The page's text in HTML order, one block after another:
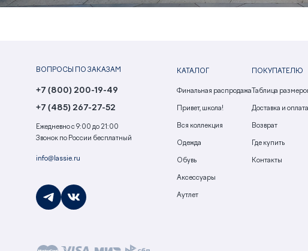
ВОПРОСЫ ПО ЗАКАЗАМ
+7 (800) 200-19-49
+7 (485) 267-27-52
Ежедневно с 9:00 до 21:00
Звонок по России бесплатный
info@lassie.ru
КАТАЛОГ
Финальная распродажа
Привет, школа!
Вся коллекция
Одежда
Обувь
Аксессуары
Аутлет
ПОКУПАТЕЛЮ
Таблица
Доставка и оплата
Возврат
Где купить
Контакты